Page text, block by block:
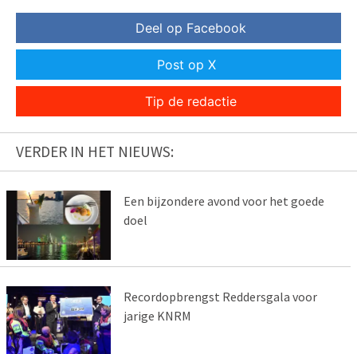
Deel op Facebook
Post op X
Tip de redactie
VERDER IN HET NIEUWS:
Een bijzondere avond voor het goede
doel
Recordopbrengst Reddersgala voor
jarige KNRM